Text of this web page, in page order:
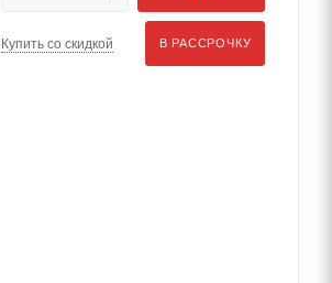
Купить со скидкой В РАССРОЧКУ